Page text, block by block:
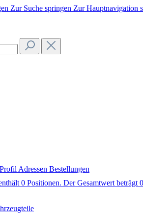
Zur Suche springen Zur Hauptnavigation
Adressen Bestellungen
0 Positionen. Der Gesamtwert beträgt